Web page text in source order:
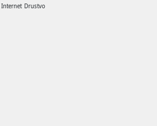
Internet Drustvo